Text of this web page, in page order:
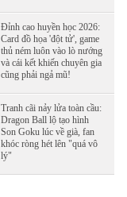
Đỉnh cao huyền học 2026:
Card đồ họa 'đột tử', game
thủ ném luôn vào lò nướng
và cái kết khiến chuyên gia
cũng phải ngả mũ!
Tranh cãi nảy lửa toàn cầu:
Dragon Ball lộ tạo hình
Son Goku lúc về già, fan
khóc ròng hét lên "quá vô
lý"